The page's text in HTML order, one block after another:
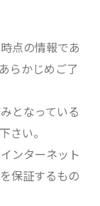
点の情報であ
らかじめご了
となっている
さい。
ンターネット
保証するもの